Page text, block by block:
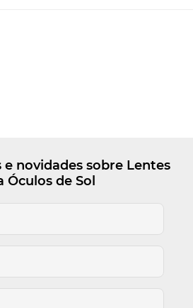
e novidades sobre Lentes
Óculos de Sol